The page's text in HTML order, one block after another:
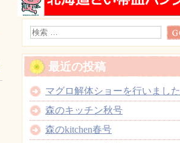
最近の投稿
マグロ解体ショーを行いました
森のキッチン秋号
森のkitchen春号